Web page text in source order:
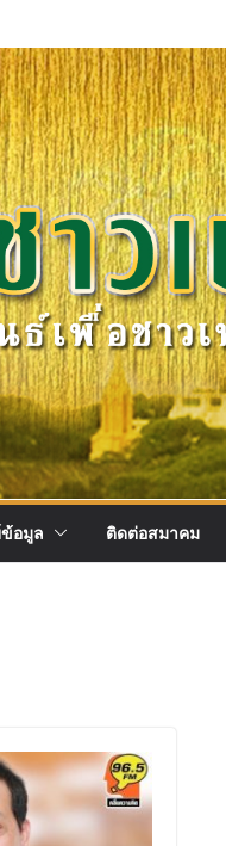
อมูล ติดต่อสมาคม